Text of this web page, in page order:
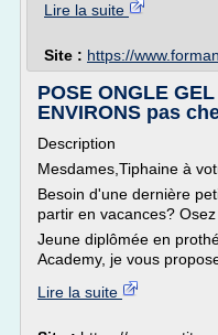
Lire la suite
Site : https://
POSE ONGLE
ENVIRONS pas
Description
Mesdames,Tiphaine à
Besoin d'une dernière
partir en vacances?
Jeune diplômée en
Academy, je vous
Lire la suite